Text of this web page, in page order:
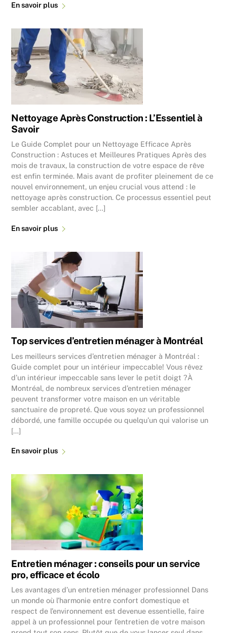
En savoir plus
Nettoyage Après Construction : L’Essentiel à
Savoir
Le Guide Complet pour un Nettoyage Efficace Après
Construction : Astuces et Meilleures Pratiques Après des
mois de travaux, la construction de votre espace de rêve
est enfin terminée. Mais avant de profiter pleinement de ce
nouvel environnement, un enjeu crucial vous attend : le
nettoyage après construction. Ce processus essentiel peut
sembler accablant, avec […]
En savoir plus
Top services d’entretien ménager à Montréal
Les meilleurs services d’entretien ménager à Montréal :
Guide complet pour un intérieur impeccable! Vous rêvez
d’un intérieur impeccable sans lever le petit doigt ?À
Montréal, de nombreux services d’entretien ménager
peuvent transformer votre maison en un véritable
sanctuaire de propreté. Que vous soyez un professionnel
débordé, une famille occupée ou quelqu’un qui valorise un
[…]
En savoir plus
Entretien ménager : conseils pour un service
pro, efficace et écolo
Les avantages d’un entretien ménager professionnel Dans
un monde où l’harmonie entre confort domestique et
respect de l’environnement est devenue essentielle, faire
appel à un professionnel pour l’entretien de votre maison